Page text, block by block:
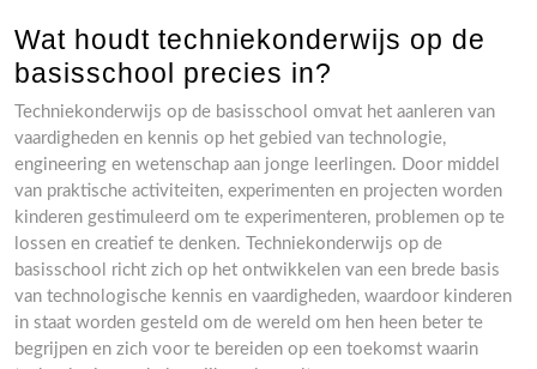
Wat houdt techniekonderwijs op de
basisschool precies in?
Techniekonderwijs op de basisschool omvat het aanleren van
vaardigheden en kennis op het gebied van technologie,
engineering en wetenschap aan jonge leerlingen. Door middel
van praktische activiteiten, experimenten en projecten worden
kinderen gestimuleerd om te experimenteren, problemen op te
lossen en creatief te denken. Techniekonderwijs op de
basisschool richt zich op het ontwikkelen van een brede basis
van technologische kennis en vaardigheden, waardoor kinderen
in staat worden gesteld om de wereld om hen heen beter te
begrijpen en zich voor te bereiden op een toekomst waarin